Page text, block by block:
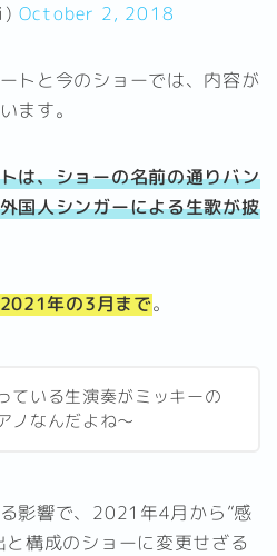
October 2, 2018
トと今のショーでは、内容が
ます。
は、ショーの名前の通りバン
国人シンガーによる生歌が披
年の3月まで。
ている生演奏がミッキーの
ノなんだよね～
影響で、2021年4月から”感
構成のショーに変更せざる